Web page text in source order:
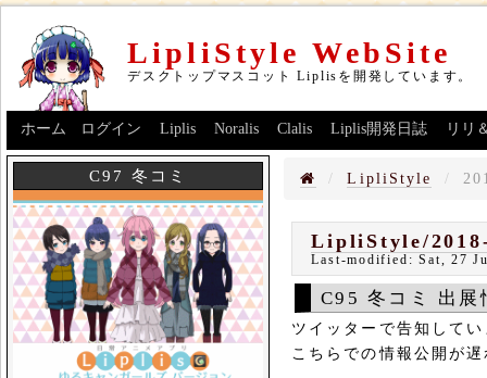
LipliStyle WebSite
デスクトップマスコット Liplisを開発しています。
ホーム ログイン Liplis Noralis Clalis Liplis開発日誌 リリ
LipliStyle
LipliStyle/
Last-modified:Sat, 27
C95 冬コミ 出展
ツイッターで告知して
こちらでの情報公開が
C97 冬コミ